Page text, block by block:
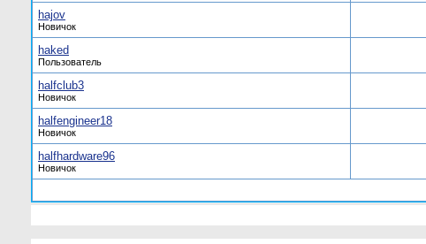
hajov
Новичок
haked
Пользователь
halfclub3
Новичок
halfengineer18
Новичок
halfhardware96
Новичок